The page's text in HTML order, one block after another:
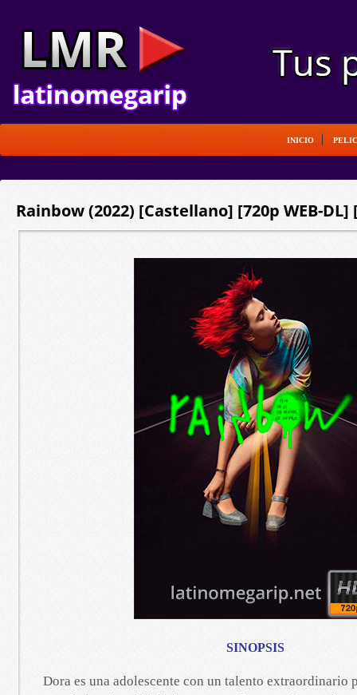
INICIO
Rainbow (2022) [Castellano] [720p WEB-DL]
SINOPSIS
Dora es una adolescente con un talento extraordinario